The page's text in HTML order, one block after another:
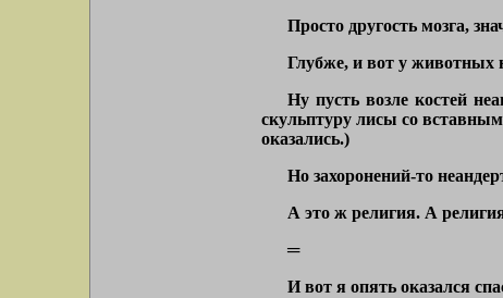
Просто другость мозга,
Глубже, и вот у животных
Ну пусть возле костей
скульптуру лисы со
оказались.)
Но захоронений-то
А это ж религия. А
═
И вот я опять оказался